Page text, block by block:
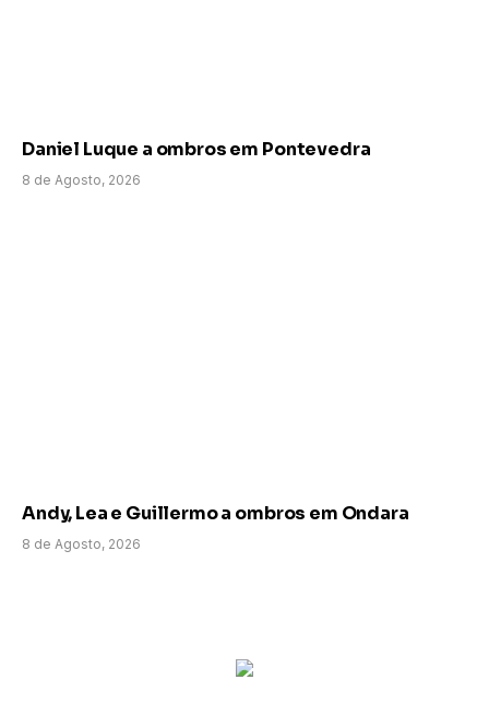
Daniel Luque a ombros em Pontevedra
8 de Agosto, 2026
Andy, Lea e Guillermo a ombros em Ondara
8 de Agosto, 2026